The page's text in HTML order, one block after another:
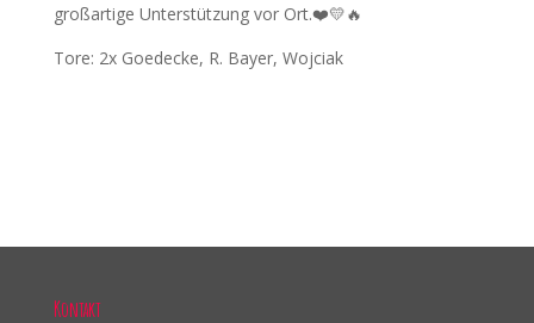
großartige Unterstützung vor Ort.❤️💛🔥
Tore: 2x Goedecke, R. Bayer, Wojciak
Kontakt